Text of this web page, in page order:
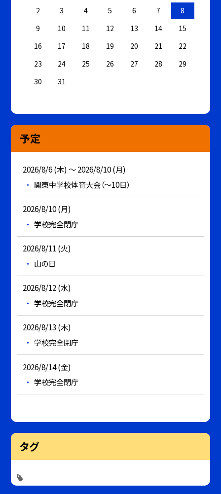
2
3 4 5 6 7
8
9
10 11 12 13 14
15
16
17 18 19 20 21
22
23
24 25 26 27 28
29
30
31
予定
2026/8/6 (木) ～ 2026/8/10 (月)
関東中学校体育大会（～10日）
2026/8/10 (月)
学校完全閉庁
2026/8/11 (火)
山の日
2026/8/12 (水)
学校完全閉庁
2026/8/13 (木)
学校完全閉庁
2026/8/14 (金)
学校完全閉庁
タグ